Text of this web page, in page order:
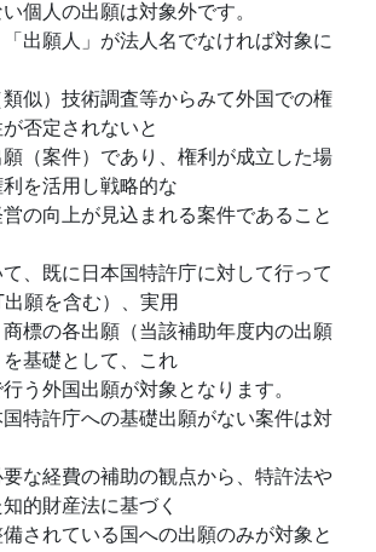
個人の出願は対象外です。
出願人」が法人名でなければ対象に
似）技術調査等からみて外国での権
否定されないと
（案件）であり、権利が成立した場
を活用し戦略的な
の向上が見込まれる案件であること
、既に日本国特許庁に対して行って
願を含む）、実用
標の各出願（当該補助年度内の出願
基礎として、これ
う外国出願が対象となります。
特許庁への基礎出願がない案件は対
な経費の補助の観点から、特許法や
的財産法に基づく
されている国への出願のみが対象と